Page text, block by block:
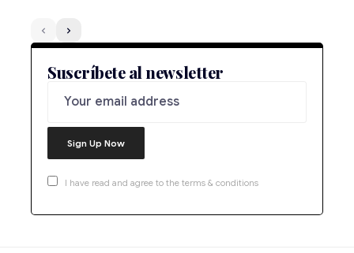
Suscríbete al newsletter
I have read and agree to the terms & conditions